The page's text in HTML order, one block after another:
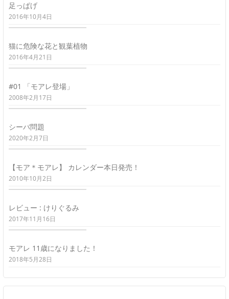
足っぱげ
2016年10月4日
猫に危険な花と観葉植物
2016年4月21日
#01 「モアレ登場」
2008年2月17日
シーバ問題
2020年2月7日
【モア＊モアレ】 カレンダー本日発売！
2010年10月2日
レビュー : けりぐるみ
2017年11月16日
モアレ 11歳になりました！
2018年5月28日